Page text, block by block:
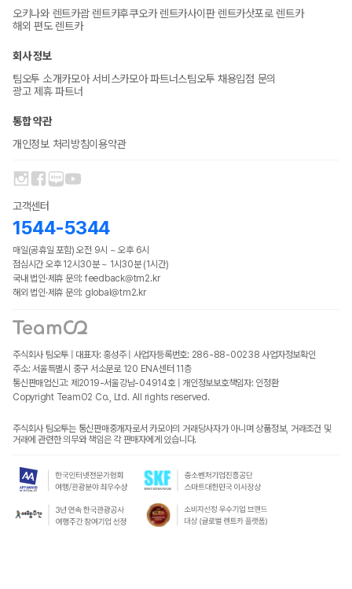
오키나와 렌트카괌 렌트카후쿠오카 렌트카사이판 렌트카삿포로 렌트카
해외 편도 렌트카
회사 정보
팀오투 소개카모아 서비스카모아 파트너스팀오투 채용입점 문의
광고 제휴 파트너
통합 약관
개인정보 처리방침이용약관
고객센터
1544-5344
매일(공휴일 포함) 오전 9시 ~ 오후 6시
점심시간 오후 12시30분 ~ 1시30분 (1시간)
국내 법인·제휴 문의: feedback@tm2.kr
해외 법인·제휴 문의: global@tm2.kr
주식회사 팀오투 | 대표자: 홍성주 | 사업자등록번호: 286-88-00238 사업자정보확인
주소: 서울특별시 중구 서소문로 120 ENA센터 11층
통신판매업신고: 제2019-서울강남-04914호 | 개인정보보호책임자: 인정환
Copyright TeamO2 Co., Ltd. All rights reserved.
주식회사 팀오투는 통신판매중개자로서 카모아의 거래당사자가 아니며 상품정보, 거래조건 및
거래에 관련한 의무와 책임은 각 판매자에게 있습니다.